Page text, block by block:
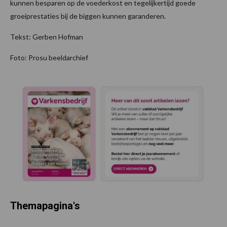
kunnen besparen op de voederkost en tegelijkertijd goede
groeiprestaties bij de biggen kunnen garanderen.
Tekst: Gerben Hofman
Foto: Prosu beeldarchief
Themapagina's